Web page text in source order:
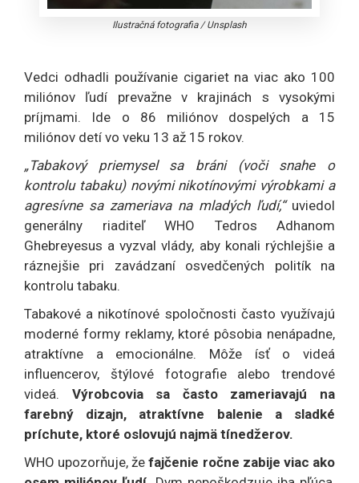
Ilustračná fotografia/Unsplash
Vedci odhadli používanie cigariet na viac ako 100
miliónov ľudí prevažne v krajinách s vysokými
príjmami. Ide o 86 miliónov dospelých a 15
miliónov detí vo veku 13 až 15 rokov.
„Tabakový priemysel sa bráni (voči snahe o
kontrolu tabaku) novými nikotínovými výrobkami a
agresívne sa zameriava na mladých ľudí,“uviedol
generálny riaditeľ WHO Tedros Adhanom
Ghebreyesus a vyzval vlády, aby konali rýchlejšie a
ráznejšie pri zavádzaní osvedčených politík na
kontrolu tabaku.
Tabakové a nikotínové spoločnosti často využívajú
moderné formy reklamy, ktoré pôsobia nenápadne,
atraktívne a emocionálne. Môže ísť o videá
influencerov, štýlové fotografie alebo trendové
videá. Výrobcovia sa často zameriavajú na
farebný dizajn, atraktívne balenie a sladké
príchute, ktoré oslovujú najmä tínedžerov.
WHO upozorňuje, že fajčenie ročne zabije viac ako